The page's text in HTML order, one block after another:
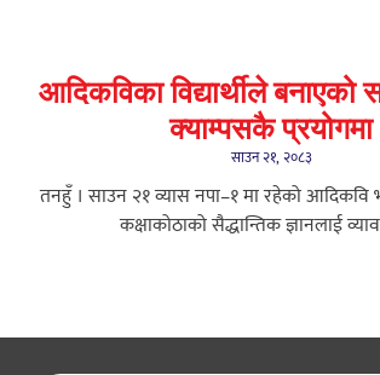
आदिकविका विद्यार्थीले
क्याम्पसकै प्रयोगमा
साउन २१, २०८३
तनहुँ । साउन २१ ​व्यास नपा–१ मा रहेको आदिकवि
कक्षाकोठाको सैद्धान्तिक ज्ञानलाई